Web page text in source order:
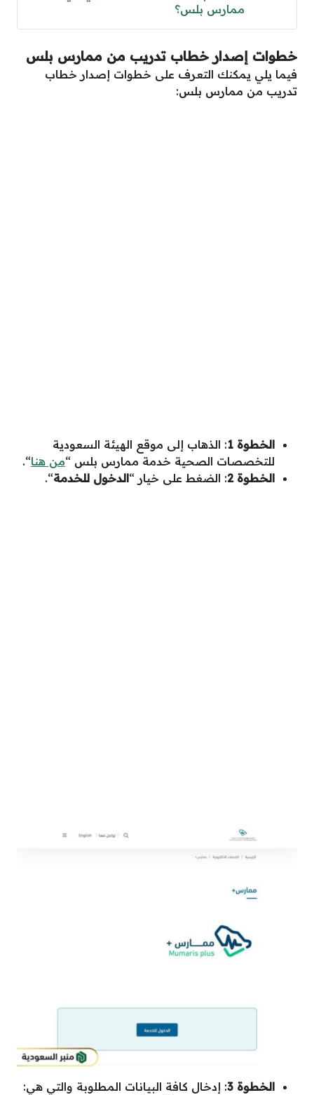
ممارس بلس؟
خطوات إصدار خطاب تدريب من ممارس بلس
فيما يلي يمكنك التعرف على خطوات إصدار خطاب
تدريب من ممارس بلس:
الخطوة 1
: الذهاب إلى موقع الهيئة السعودية
للتخصصات الصحية خدمة ممارس بلس “من هنا“.
الخطوة 2 : الضغط على خيار “الدخول للخدمة“.
الخطوة 3
: إدخال كافة البيانات المطلوبة والتي هي: